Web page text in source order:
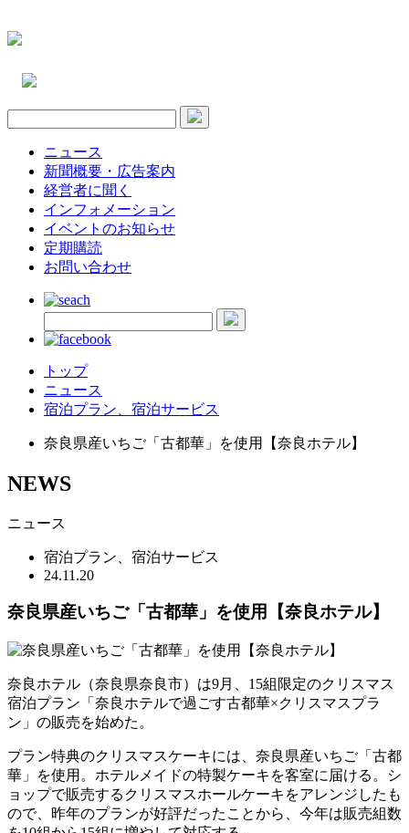
ニュース
新聞概要・広告案内
経営者に聞く
インフォメーション
イベントのお知らせ
定期購読
お問い合わせ
トップ
ニュース
宿泊プラン、宿泊サービス
奈良県産いちご「古都華」を使用【奈良ホテル】
NEWS
ニュース
宿泊プラン、宿泊サービス
24.11.20
奈良県産いちご「古都華」を使用【奈良ホテル】
奈良ホテル（奈良県奈良市）は9月、15組限定のクリスマス
宿泊プラン「奈良ホテルで過ごす古都華×クリスマスプラ
ン」の販売を始めた。
プラン特典のクリスマスケーキには、奈良県産いちご「古都
華」を使用。ホテルメイドの特製ケーキを客室に届ける。シ
ョップで販売するクリスマスホールケーキをアレンジしたも
ので、昨年のプランが好評だったことから、今年は販売組数